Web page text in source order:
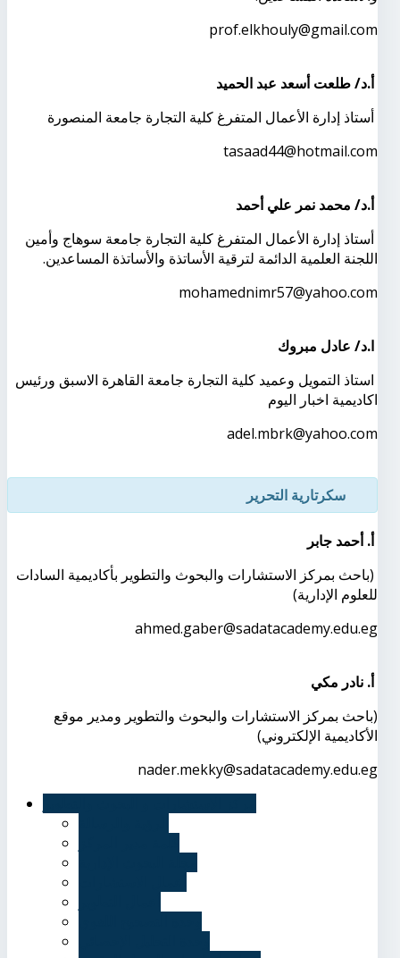
prof.elkhouly@gmail.com
أ.د/ طلعت أسعد عبد الحميد
أستاذ إدارة الأعمال المتفرغ كلية التجارة جامعة المنصورة
tasaad44@hotmail.com
أ.د/ محمد نمر علي أحمد
أستاذ إدارة الأعمال المتفرغ كلية التجارة جامعة سوهاج وأمين
اللجنة العلمية الدائمة لترقية الأساتذة والأساتذة المساعدين.
mohamednimr57@yahoo.com
ا.د/ عادل مبروك
استاذ التمويل وعميد كلية التجارة جامعة القاهرة الاسبق ورئيس
اكاديمية اخبار اليوم
adel.mbrk@yahoo.com
سكرتارية التحرير
أ. أحمد جابر
(باحث بمركز الاستشارات والبحوث والتطوير بأكاديمية السادات
للعلوم الإدارية)
ahmed.gaber@sadatacademy.edu.eg
أ. نادر مكي
(باحث بمركز الاستشارات والبحوث والتطوير ومدير موقع
الأكاديمية الإلكتروني)
nader.mekky@sadatacademy.edu.eg